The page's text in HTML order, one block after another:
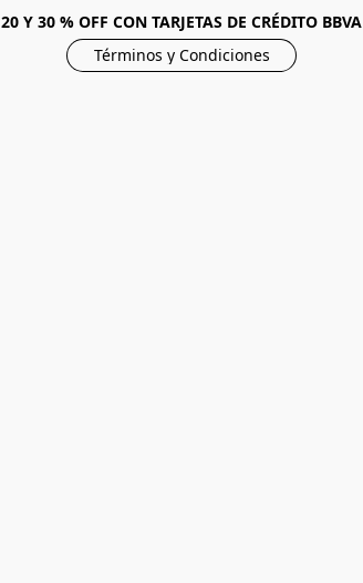
20 Y 30 % OFF CON TARJETAS DE CRÉDITO BBVA
Términos y Condiciones